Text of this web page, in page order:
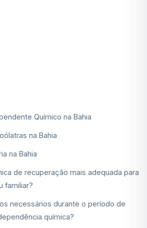
Químico na Bahia
na Bahia
na Bahia
de recuperação mais adequada para
familiar?
necessários durante o período de
química?